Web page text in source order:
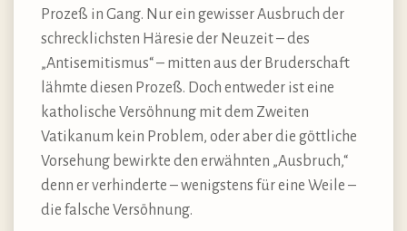
Prozeß in Gang. Nur ein gewisser Ausbruch der
schrecklichsten Häresie der Neuzeit – des
„Antisemitismus“ – mitten aus der Bruderschaft
lähmte diesen Prozeß. Doch entweder ist eine
katholische Versöhnung mit dem Zweiten
Vatikanum kein Problem, oder aber die göttliche
Vorsehung bewirkte den erwähnten „Ausbruch,“
denn er verhinderte – wenigstens für eine Weile –
die falsche Versöhnung.